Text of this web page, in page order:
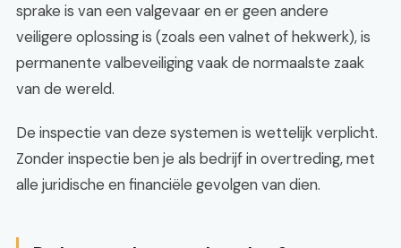
sprake is van een valgevaar en er geen andere
veiligere oplossing is (zoals een valnet of hekwerk), is
permanente valbeveiliging vaak de normaalste zaak
van de wereld.
De inspectie van deze systemen is wettelijk verplicht.
Zonder inspectie ben je als bedrijf in overtreding, met
alle juridische en financiële gevolgen van dien.